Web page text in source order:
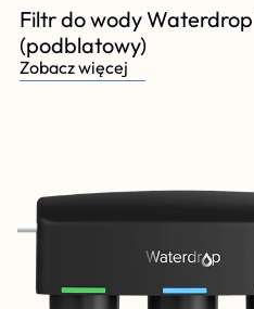
Filtr do wody
(podblatowy)
Zobacz więcej